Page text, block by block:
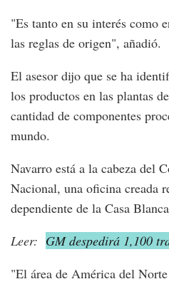
"Es tanto en su interés como
las reglas de origen", añadió.
El asesor dijo que se ha
los productos en las plantas
cantidad de componentes
mundo.
Navarro está a la cabeza del
Nacional, una oficina creada
dependiente de la Casa
Leer: GM despedirá 1,100
"El área de América del